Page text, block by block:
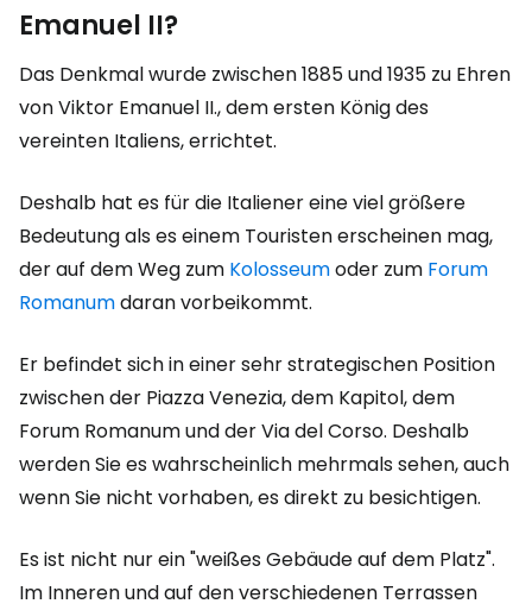
Emanuel II?
Das Denkmal wurde zwischen 1885 und 1935 zu Ehren
von Viktor Emanuel II., dem ersten König des
vereinten Italiens, errichtet.
Deshalb hat es für die Italiener eine viel größere
Bedeutung als es einem Touristen erscheinen mag,
der auf dem Weg zum Kolosseumoder zum Forum
Romanumdaran vorbeikommt.
Er befindet sich in einer sehr strategischen Position
zwischen der Piazza Venezia, dem Kapitol, dem
Forum Romanum und der Via del Corso. Deshalb
werden Sie es wahrscheinlich mehrmals sehen, auch
wenn Sie nicht vorhaben, es direkt zu besichtigen.
Es ist nicht nur ein "weißes Gebäude auf dem Platz".
Im Inneren und auf den verschiedenen Terrassen